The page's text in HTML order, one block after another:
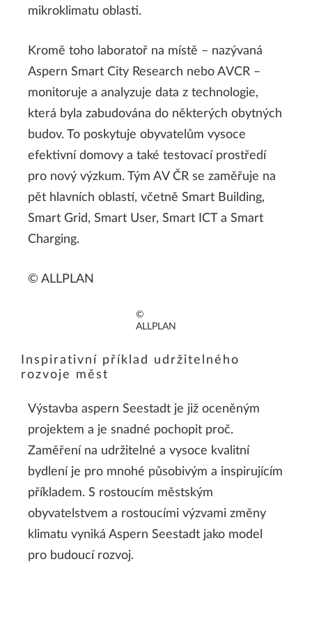
mikroklimatu oblasti.
Kromě toho laboratoř na místě – nazývaná
Aspern Smart City Research nebo AVCR –
monitoruje a analyzuje data z technologie,
která byla zabudována do některých obytných
budov. To poskytuje obyvatelům vysoce
efektivní domovy a také testovací prostředí
pro nový výzkum. Tým AV ČR se zaměřuje na
pět hlavních oblastí, včetně Smart Building,
Smart Grid, Smart User, Smart ICT a Smart
Charging.
© ALLPLAN
©
ALLPLAN
Inspirativní příklad udržitelného
rozvoje měst
Výstavba aspern Seestadt je již oceněným
projektem a je snadné pochopit proč.
Zaměření na udržitelné a vysoce kvalitní
bydlení je pro mnohé působivým a inspirujícím
příkladem. S rostoucím městským
obyvatelstvem a rostoucími výzvami změny
klimatu vyniká Aspern Seestadt jako model
pro budoucí rozvoj.